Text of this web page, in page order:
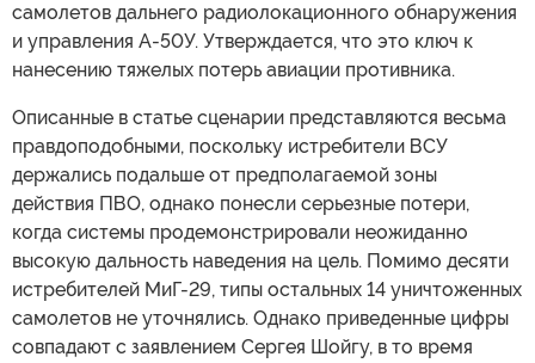
самолетов дальнего радиолокационного обнаружения
и управления A-50У. Утверждается, что это ключ к
нанесению тяжелых потерь авиации противника.
Описанные в статье сценарии представляются весьма
правдоподобными, поскольку истребители ВСУ
держались подальше от предполагаемой зоны
действия ПВО, однако понесли серьезные потери,
когда системы продемонстрировали неожиданно
высокую дальность наведения на цель. Помимо десяти
истребителей МиГ-29, типы остальных 14 уничтоженных
самолетов не уточнялись. Однако приведенные цифры
совпадают с заявлением Сергея Шойгу, в то время